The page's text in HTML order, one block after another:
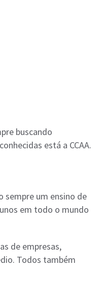
buscando
está a CCAA.
sempre um ensino de
em todo o mundo
de empresas,
Todos também